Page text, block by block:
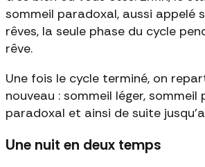
sommeil paradoxal, aussi appelé
rêves, la seule phase du cycle
rêve.
Une fois le cycle terminé, on
nouveau : sommeil léger,
paradoxal et ainsi de suite
Une nuit en deux temps